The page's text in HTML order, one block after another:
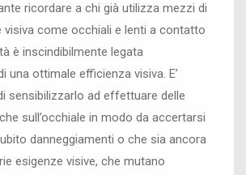
ricordare a chi già utilizza mezzi di
visiva come occhiali e lenti a contatto
è inscindibilmente legata
una ottimale efficienza visiva. E’
sensibilizzarlo ad effettuare delle
sull’occhiale in modo da accertarsi
danneggiamenti o che sia ancora
esigenze visive, che mutano